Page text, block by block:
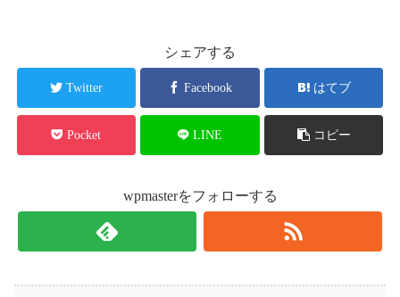
シェアする
Twitter Facebook はてブ
Pocket LINE コピー
wpmasterをフォローする